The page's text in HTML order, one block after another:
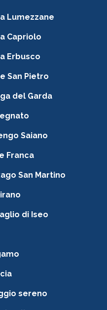
Lumezzane
Capriolo
Erbusco
San Pietro
del Garda
Saiano
Franca
San Martino
di Iseo
sereno